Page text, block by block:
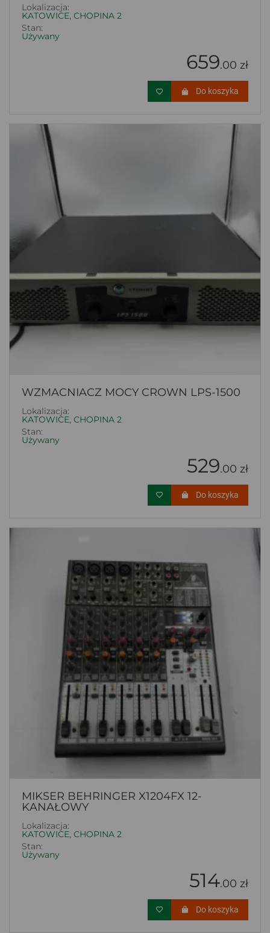
Lokalizacja:
KATOWICE, CHOPINA 2
Stan:
Używany
659.00 zł
Do koszyka
WZMACNIACZ MOCY CROWN LPS-1500
Lokalizacja:
KATOWICE, CHOPINA 2
Stan:
Używany
529.00 zł
Do koszyka
MIKSER BEHRINGER X1204FX 12-
KANAŁOWY
Lokalizacja:
KATOWICE, CHOPINA 2
Stan:
Używany
514.00 zł
Do koszyka